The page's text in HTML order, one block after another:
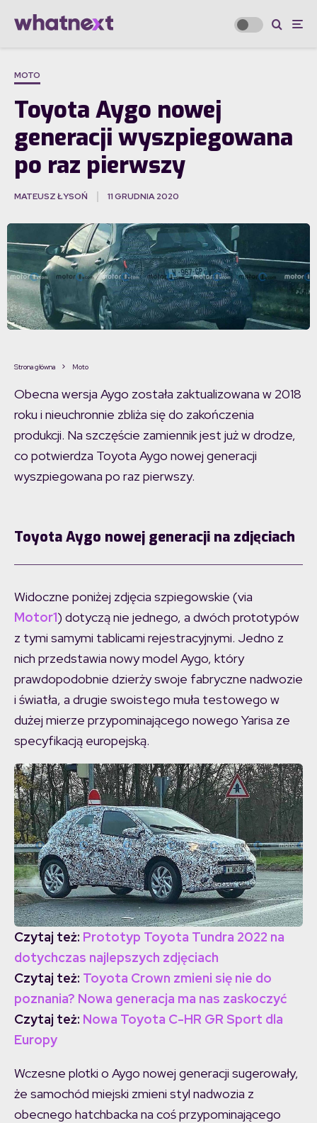
MOTO
Toyota Aygo nowej
generacji wyszpiegowana
po raz pierwszy
MATEUSZ ŁYSOŃ 11 GRUDNIA 2020
Strona główna Moto
Obecna wersja Aygo została zaktualizowana w 2018
roku i nieuchronnie zbliża się do zakończenia
produkcji. Na szczęście zamiennik jest już w drodze,
co potwierdza Toyota Aygo nowej generacji
wyszpiegowana po raz pierwszy.
Toyota Aygo nowej generacji na zdjęciach
Widoczne poniżej zdjęcia szpiegowskie (via
Motor1) dotyczą nie jednego, a dwóch prototypów
z tymi samymi tablicami rejestracyjnymi. Jedno z
nich przedstawia nowy model Aygo, który
prawdopodobnie dzierży swoje fabryczne nadwozie
i światła, a drugie swoistego muła testowego w
dużej mierze przypominającego nowego Yarisa ze
specyfikacją europejską.
Czytaj też: Prototyp Toyota Tundra 2022 na
dotychczas najlepszych zdjęciach
Czytaj też: Toyota Crown zmieni się nie do
poznania? Nowa generacja ma nas zaskoczyć
Czytaj też: Nowa Toyota C-HR GR Sport dla
Europy
Wczesne plotki o Aygo nowej generacji sugerowały,
że samochód miejski zmieni styl nadwozia z
obecnego hatchbacka na coś przypominającego